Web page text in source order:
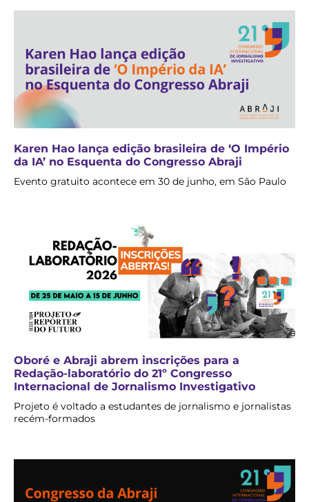
Karen Hao lança edição brasileira de ‘O Império
da IA’ no Esquenta do Congresso Abraji
Evento gratuito acontece em 30 de junho, em São Paulo
Oboré e Abraji abrem inscrições para a
Redação-laboratório do 21º Congresso
Internacional de Jornalismo Investigativo
Projeto é voltado a estudantes de jornalismo e jornalistas
recém-formados